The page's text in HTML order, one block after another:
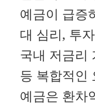
예금이 급증
대 심리, 투
국내 저금리
등 복합적인
예금은 환차